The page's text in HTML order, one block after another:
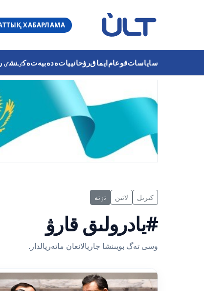
ХАБАРЛАМА
ساياساتقوعامايماقرۋحانيياتەدەبيەتەكٸنشٸ
كىرىل لاتىن تٶتە
#يادرولىق قارۋ
وسى تەگ بويىنشا جاريالانعان ماتەريالدار.